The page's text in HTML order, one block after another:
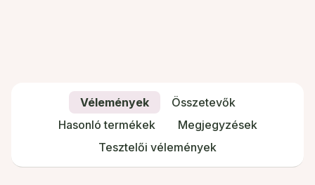
Vélemények
Összetevők
Hasonló termékek
Megjegyzések
Tesztelői vélemények